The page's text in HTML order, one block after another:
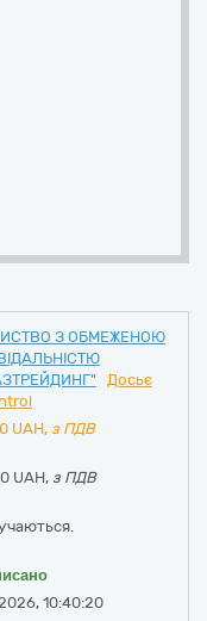
З ОБМЕЖЕНОЮ
Досьє
UAH, з ПДВ
UAH, з ПДВ
10:40:20